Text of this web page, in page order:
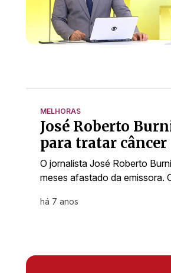
MELHORAS
José Roberto
para tratar câncer
O jornalista José Roberto
meses afastado da emissora.
há 7 anos